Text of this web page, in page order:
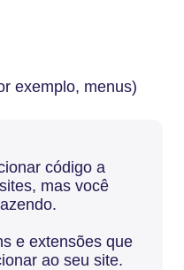
exemplo, menus)
código a
mas você
e extensões que
ao seu site.